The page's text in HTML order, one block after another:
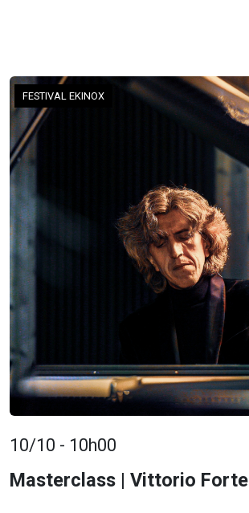
FESTIVAL EKINOX
10/10 - 10h00
Masterclass | Vittorio Forte